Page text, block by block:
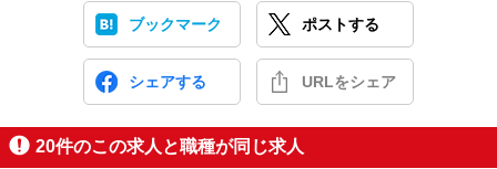
ブックマーク ポストする
シェアする URLをシェア
20件のこの求人と職種が同じ求人